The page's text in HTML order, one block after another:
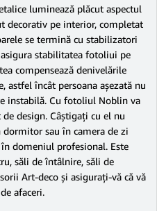
luminează plăcut aspectul
decorativ pe interior, completat
se termină cu stabilizatori
stabilitatea fotoliui pe
compensează denivelările
astfel încât persoana aşezată nu
instabilă. Cu fotoliul Noblin va
design. Câştigaţi cu el nu
dormitor sau în camera de zi
domeniul profesional. Este
săli de întâlnire, săli de
Art-deco şi asiguraţi-vă că vă
afaceri.